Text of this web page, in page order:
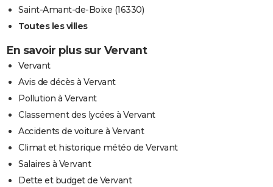
Saint-Amant-de-Boixe (16330)
Toutes les villes
En savoir plus sur Vervant
Vervant
Avis de décès à Vervant
Pollution à Vervant
Classement des lycées à Vervant
Accidents de voiture à Vervant
Climat et historique météo de Vervant
Salaires à Vervant
Dette et budget de Vervant